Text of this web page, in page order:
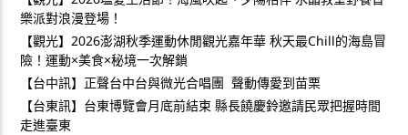
樂派對浪漫登場！
【觀光】2026澎湖秋季運動休閒觀光嘉年華 秋天最Chill的海島冒
險！運動×美食×秘境一次解鎖
【台中訊】正聲台中台與微光合唱團 聲動傳愛到苗栗
【台東訊】台東博覽會月底前結束 縣長饒慶鈴邀請民眾把握時間
走進臺東